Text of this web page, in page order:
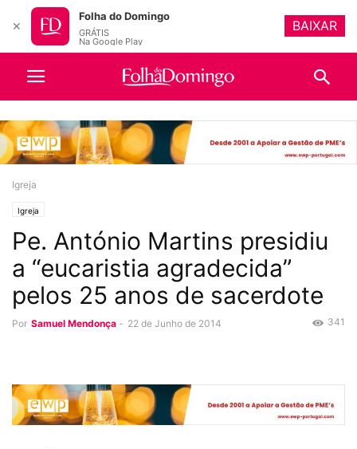
Igreja
Igreja
Pe. António Martins presidiu
a “eucaristia agradecida”
pelos 25 anos de sacerdote
Por Samuel Mendonça - 22 de Junho de 2014 341
✕
Folha do Domingo
GRÁTIS
Na Google Play
BAIXAR